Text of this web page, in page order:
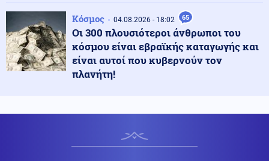
Υγεία
ΕΟΔΥ: Στα 65 τα κρούσματα του ιού του Δυτικού Νείλου
στην Ελλάδα
Αθλητισμός 06.08.2026 - 09:51
06.08.2026 - 09:45
Κόσμος 04.08.2026 - 18:02 65
Οι 300 πλουσιότεροι άνθρωποι του
κόσμου είναι εβραϊκής καταγωγής και
είναι αυτοί που κυβερνούν τον
πλανήτη!